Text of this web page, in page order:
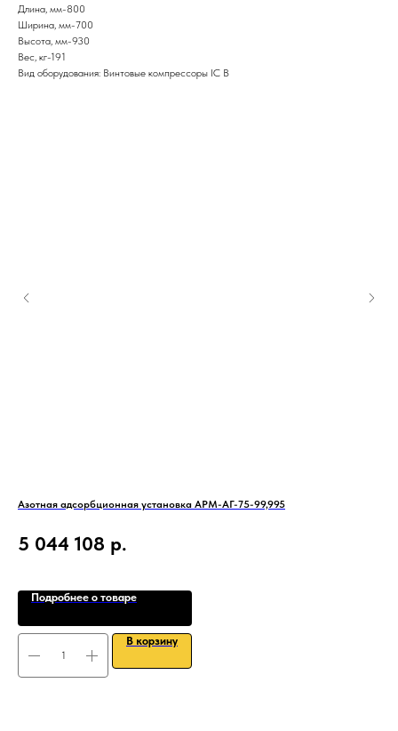
Длина, мм-800
Ширина, мм-700
Высота, мм-930
Вес, кг-191
Вид оборудования: Винтовые компрессоры IC B
Азотная адсорбционная установка АРМ-АГ-75-99,995
5 044 108 р.
Подробнее о товаре
В корзину